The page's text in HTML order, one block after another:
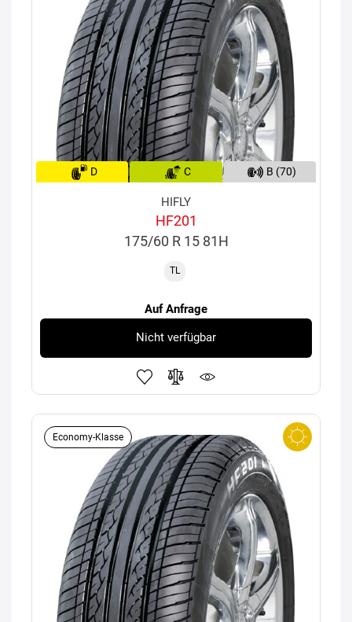
D C B (70)
HIFLY
HF201
175/60 R 15 81H
TL
Auf Anfrage
Nicht verfügbar
Economy-Klasse